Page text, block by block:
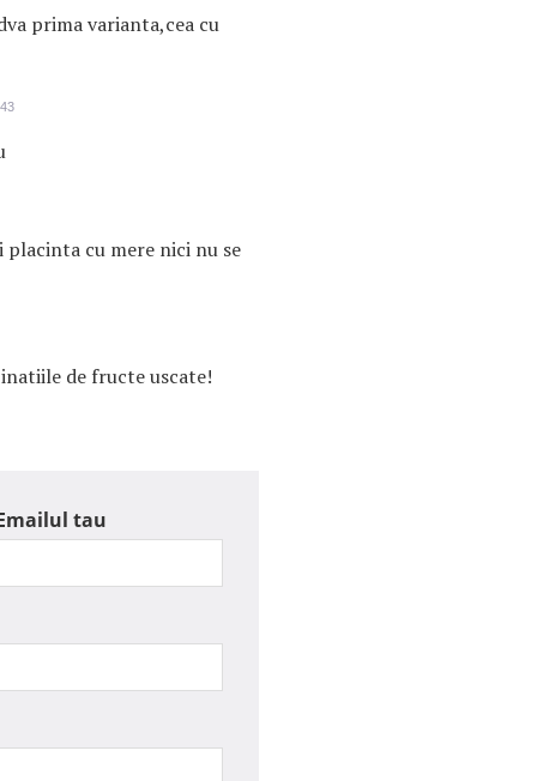
prima varianta,cea cu
cu mere nici nu se
de fructe uscate!
tau